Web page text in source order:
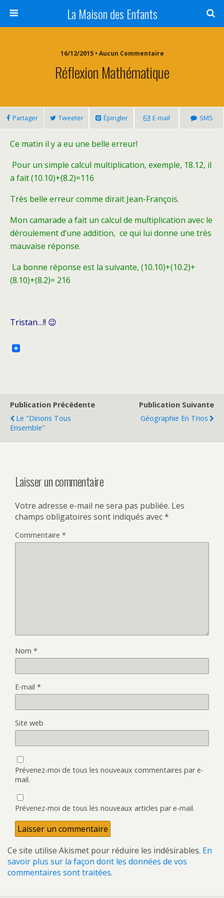
La Maison des Enfants
16/12/2015 • Aucun Commentaire
Réflexion Mathématique
Partager Tweeter Épingler E-mail SMS
Ce matin il y a eu une belle erreur!
Pour un simple calcul multiplication, exemple, 18.12, il
a fait (10.10)+(8.2)=116
Très belle erreur comme dirait Jean-François.
Mon camarade a fait un calcul de multiplication avec le
déroulement d’une addition, ce qui lui donne une très
mauvaise réponse.
La bonne réponse est la suivante, (10.10)+(10.2)+
(8.10)+(8.2)= 216
Tristan…!! 😉
Publication Précédente
Le "Dinons Tous
Ensemble"
Publication Suivante
Géographie En Trios
Laisser un commentaire
Votre adresse e-mail ne sera pas publiée. Les
champs obligatoires sont indiqués avec*
Commentaire *
Nom *
E-mail *
Site web
Prévenez-moi de tous les nouveaux commentaires par e-
mail.
Prévenez-moi de tous les nouveaux articles par e-mail.
Ce site utilise Akismet pour réduire les indésirables. En
savoir plus sur la façon dont les données de vos
commentaires sont traitées.